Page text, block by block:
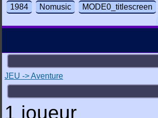
1984 Nomusic MODE0_titlescreen
JEU -> Aventure
1 joueur